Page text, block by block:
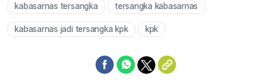
kabasarnas tersangka tersangka kabasarnas
kabasarnas jadi tersangka kpk kpk